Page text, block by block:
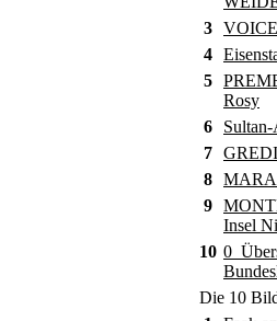
3
4
5
Rosy
6
7
8
9
Insel
10
Die 10